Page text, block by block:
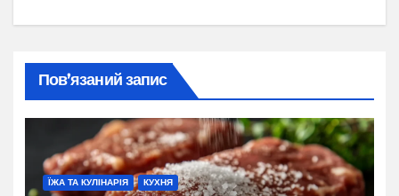
Пов’язаний запис
ЇЖА ТА КУЛІНАРІЯ КУХНЯ